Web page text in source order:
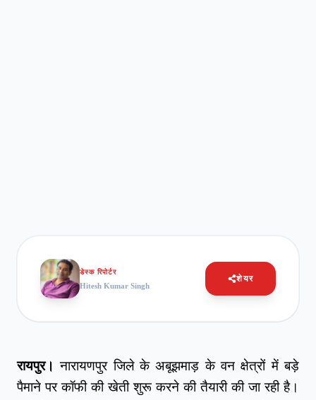
डेस्क रिपोर्टर
Hitesh Kumar Singh
शेयर
रायपुर। नारायणपुर जिले के अबूझमाड़ के वन क्षेत्रों में बड़े
पैमाने पर कॉफी की खेती शुरू करने की तैयारी की जा रही है।